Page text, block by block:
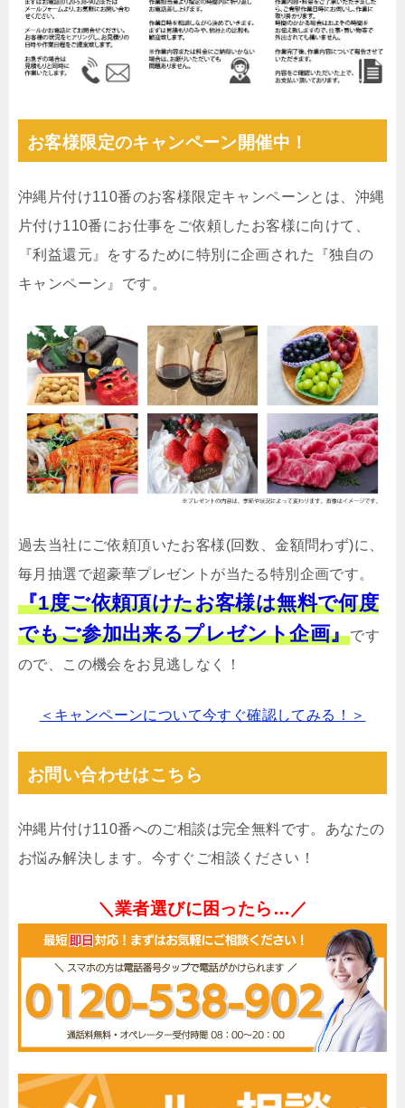
お客様限定のキャンペーン開催中！
沖縄片付け110番のお客様限定キャンペーンとは、沖縄
片付け110番にお仕事をご依頼したお客様に向けて、
『利益還元』をするために特別に企画された『独自の
キャンペーン』です。
過去当社にご依頼頂いたお客様(回数、金額問わず)に、
毎月抽選で超豪華プレゼントが当たる特別企画です。
『1度ご依頼頂けたお客様は無料で何度
でもご参加出来るプレゼント企画』です
ので、この機会をお見逃しなく！
＜キャンペーンについて今すぐ確認してみる！＞
お問い合わせはこちら
沖縄片付け110番へのご相談は完全無料です。あなたの
お悩み解決します。今すぐご相談ください！
＼業者選びに困ったら…／